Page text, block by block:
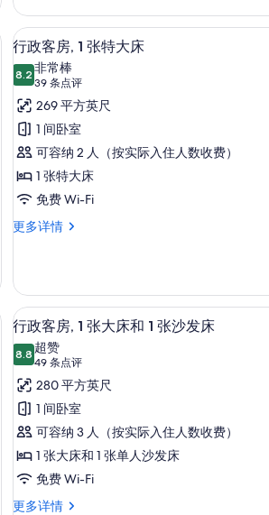
1
张
沙
发
床
的
所
有
照
片
1
张
大
床
和
张
沙
发
床
更
信
息
保险箱、办公桌、隔音
显
示
行
政
客
房,
1
张
特
的
所
有
照
片
行政客房, 1
7
行政客房, 1 张特大床
8.28.2 分，满分 10 分
非常棒
39 条点评
(39
条
点
评)
269 平方英尺
1 间卧室
可容纳 2 人（按实际入住人数收费）
1 张特大床
免费 Wi-Fi
更多详情
行
1
张
特
大
床
多
信
息
吧、客房内保险箱、办公桌、隔音
显
示
行
政
客
房,
1
张
大
行政客房, 1
6
行政客房, 1 张大床和 1 张沙发床
8.88.8 分，满分 10 分
超赞
49 条点评
(49
条
点
评)
280 平方英尺
1 间卧室
可容纳 3 人（按实际入住人数收费）
1 张大床和 1 张单人沙发床
免费 Wi-Fi
更多详情
行